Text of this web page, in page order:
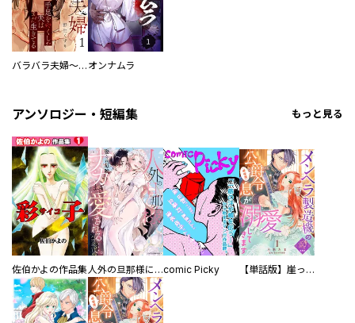
バラバラ夫婦～手足をなくした夫はまだ生きてる オンナムラ
アンソロジー・短編集 もっと見る
佐伯かよの作品集 人外の旦那様に娶られ毎晩ナカまで愛される…。アンソロジーcomic Picky 【単話版】崖っぷち令嬢ですが、意地と策略で幸せになります！シリーズ